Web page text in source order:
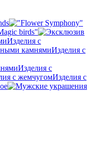
birds"
Изделия с
Изделия с
Изделия с
Изделия с